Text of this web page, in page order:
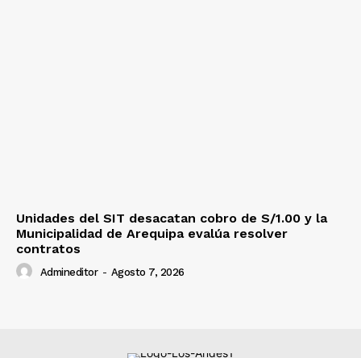
Unidades del SIT desacatan cobro de S/1.00 y la
Municipalidad de Arequipa evalúa resolver
contratos
Admineditor - Agosto 7, 2026